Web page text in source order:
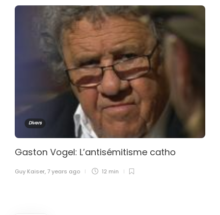
Divers
Gaston Vogel: L’antisémitisme catho
Guy Kaiser, 7 years ago 12 min